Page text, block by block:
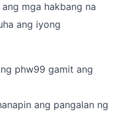
mga hakbang na
ang iyong
phw99 gamit ang
ang pangalan ng